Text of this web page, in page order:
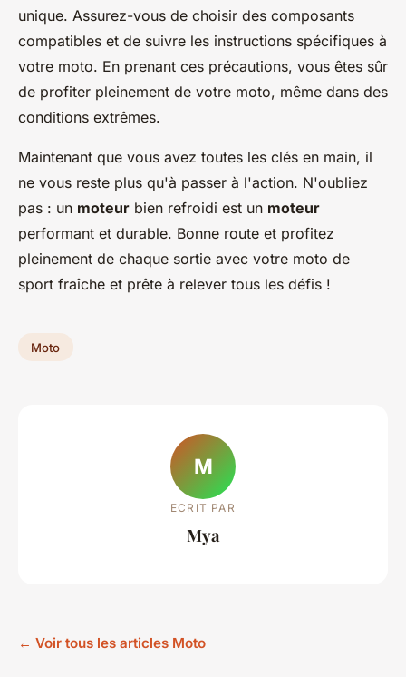
unique. Assurez-vous de choisir des composants
compatibles et de suivre les instructions spécifiques à
votre moto. En prenant ces précautions, vous êtes sûr
de profiter pleinement de votre moto, même dans des
conditions extrêmes.
Maintenant que vous avez toutes les clés en main, il
ne vous reste plus qu'à passer à l'action. N'oubliez
pas : un moteur bien refroidi est un moteur
performant et durable. Bonne route et profitez
pleinement de chaque sortie avec votre moto de
sport fraîche et prête à relever tous les défis !
Moto
M
ECRIT PAR
Mya
← Voir tous les articles Moto